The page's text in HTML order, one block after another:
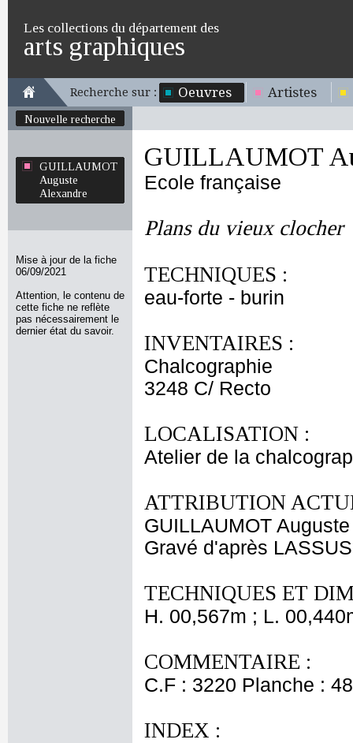
Les collections du département des
arts graphiques
Recherche sur : Oeuvres Artistes
Nouvelle recherche
GUILLAUMOT
Auguste
Alexandre
Mise à jour de la fiche
06/09/2021
Attention, le contenu de
cette fiche ne reflète
pas nécessairement le
dernier état du savoir.
GUILLAUMOT
Ecole française
Plans du vieux clocher
TECHNIQUES :
eau-forte - burin
INVENTAIRES :
Chalcographie
3248 C/ Recto
LOCALISATION :
Atelier de la
ATTRIBUTION
GUILLAUMOT
Gravé d'après
TECHNIQUES ET
H. 00,567m ; L.
COMMENTAIRE :
C.F : 3220 Planche :
INDEX :